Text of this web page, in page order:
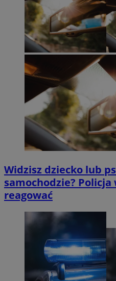
Widzisz dziecko lub
samochodzie?
reagować